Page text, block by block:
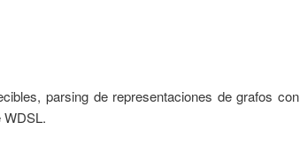
parsing de representaciones de grafos con
WDSL.